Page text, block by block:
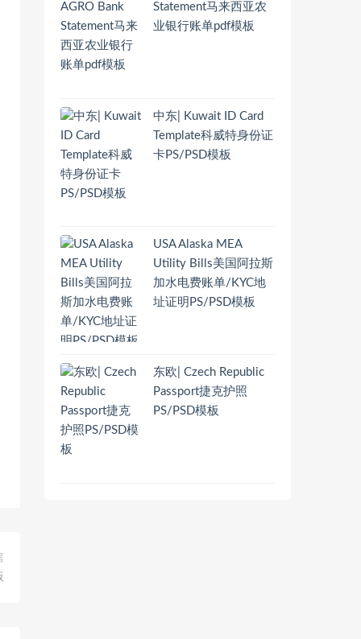
Statement马来西亚农
业银行账单pdf模板
中东| Kuwait ID Card
Template科威特身份证
卡PS/PSD模板
USA Alaska MEA
Utility Bills美国阿拉斯
加水电费账单/KYC地
址证明PS/PSD模板
东欧| Czech Republic
Passport捷克护照
PS/PSD模板